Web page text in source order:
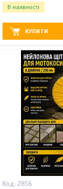
В наявності
КУПИТИ
2856